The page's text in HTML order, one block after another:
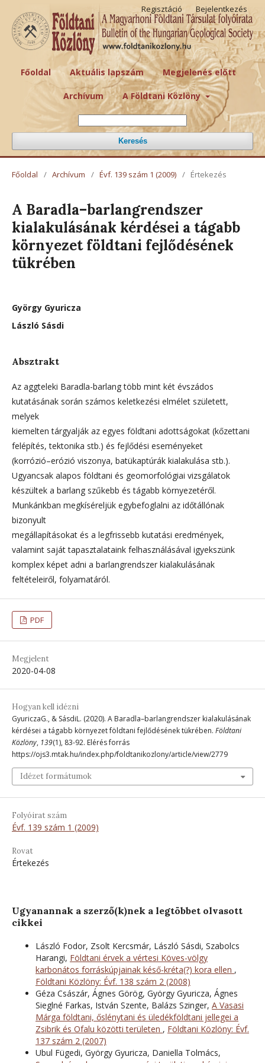
Főoldal Aktuális lapszám Megjelenés előtt
Archívum A Földtani Közlöny
Keresés
Regisztáció Bejelentkezés
Főoldal / Archívum / Évf. 139 szám 1 (2009) / Értekezés
A Baradla–barlangrendszer
kialakulásának kérdései a tágabb
környezet földtani fejlődésének
tükrében
György Gyuricza
László Sásdi
Absztrakt
Az aggteleki Baradla-barlang több mint két évszádos
kutatásának során számos keletkezési elmélet született,
melyek
kiemelten tárgyalják az egyes földtani adottságokat (kőzettani
felépítés, tektonika stb.) és fejlődési eseményeket
(korrózió–erózió viszonya, batükaptúrák kialakulása stb.).
Ugyancsak alapos földtani és geomorfológiai vizsgálatok
készültek a barlang szűkebb és tágabb környezetéről.
Munkánkban megkíséreljük egybefoglalni az időtállónak
bizonyult
megállapításokat és a legfrissebb kutatási eredmények,
valamint saját tapasztalataink felhasználásával igyekszünk
komplex képet adni a barlangrendszer kialakulásának
feltételeiről, folyamatáról.
PDF
Megjelent
2020-04-08
Hogyan kell idézni
GyuriczaG., & SásdiL. (2020). A Baradla–barlangrendszer kialakulásának
kérdései a tágabb környezet földtani fejlődésének tükrében. Földtani
Közlöny, 139(1), 83-92. Elérés forrás
https://ojs3.mtak.hu/index.php/foldtanikozlony/article/view/2779
Idézet formátumok
Folyóirat szám
Évf. 139 szám 1 (2009)
Rovat
Értekezés
Ugyanannak a szerző(k)nek a legtöbbet olvasott
cikkei
László Fodor, Zsolt Kercsmár, László Sásdi, Szabolcs
Harangi, Földtani érvek a vértesi Köves-völgy
karbonátos forráskúpjainak késő-kréta(?) kora ellen ,
Földtani Közlöny: Évf. 138 szám 2 (2008)
Géza Császár, Ágnes Görög, György Gyuricza, Ágnes
Sieglné Farkas, István Szente, Balázs Szinger, A Vasasi
Márga földtani, őslénytani és üledékföldtani jellegei a
Zsibrik és Ofalu közötti területen , Földtani Közlöny: Évf.
137 szám 2 (2007)
Ubul Fügedi, György Gyuricza, Daniella Tolmács,